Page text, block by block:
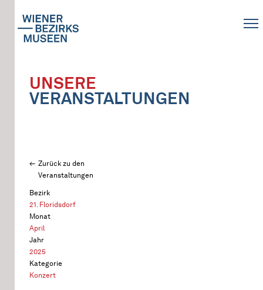
UNSERE
VERANSTALTUNGEN
Zurück zu den
Veranstaltungen
Bezirk
21. Floridsdorf
Monat
April
Jahr
2025
Kategorie
Konzert